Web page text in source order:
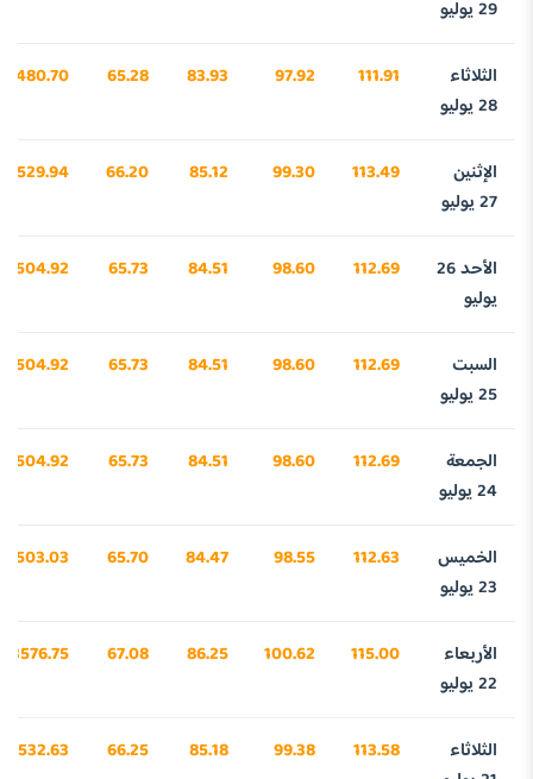
29 يوليو
الثلاثاء
28 يوليو
111.91
97.92
83.93
65.28
3480.70
الإثنين
27 يوليو
113.49
99.30
85.12
66.20
3529.94
الأحد 26
يوليو
112.69
98.60
84.51
65.73
3504.92
السبت
25 يوليو
112.69
98.60
84.51
65.73
3504.92
الجمعة
24 يوليو
112.69
98.60
84.51
65.73
3504.92
الخميس
23 يوليو
112.63
98.55
84.47
65.70
3503.03
الأربعاء
22 يوليو
115.00
100.62
86.25
67.08
3576.75
الثلاثاء
113.58
99.38
85.18
66.25
3532.63